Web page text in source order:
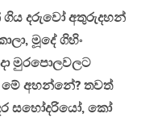
ගිය දරුවෝ අතුරුදහන්
මූදේ ගිහිං
මුරපොලවලට
අහන්නේ? තවත්
සහෝදරියෝ, කෝ